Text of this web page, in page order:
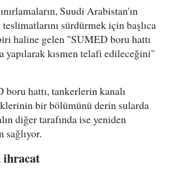
Suudi Arabistan'ın
sürdürmek için başlıca
haline gelen "SUMED boru hattı
yapılarak kısmen telafi edileceğini"
boru hattı, tankerlerin kanalı
bir bölümünü derin sularda
diğer tarafında ise yeniden
sağlıyor.
ihracat